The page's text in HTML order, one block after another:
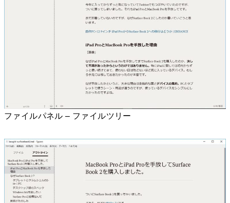
ファイルパネル – ファイルツリー